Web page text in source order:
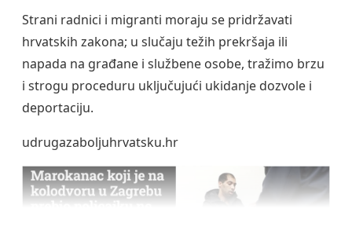
Strani radnici i migranti moraju se pridržavati
hrvatskih zakona; u slučaju težih prekršaja ili
napada na građane i službene osobe, tražimo brzu
i strogu proceduru uključujući ukidanje dozvole i
deportaciju.
udrugazaboljuhrvatsku.hr